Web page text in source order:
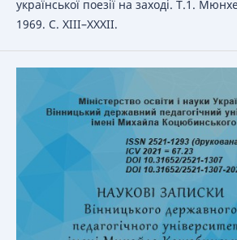
української поезії на заході. Т.1.
1969. С. ХІІІ–ХХХІІ.